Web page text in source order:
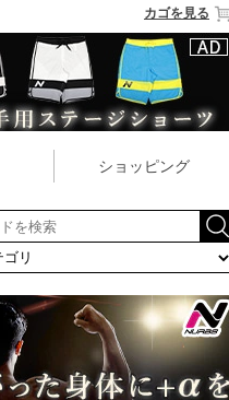
カゴを見る
ショッピング